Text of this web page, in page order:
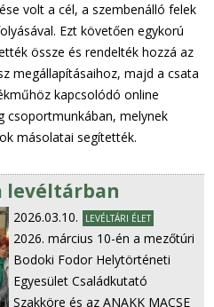
volt a cél, a szembenálló felek
Ezt követően egykorú
össze és rendelték hozzá az
megállapításaihoz, majd a csata
kapcsolódó online
csoportmunkában, melynek
másolatai segítették.
levéltárban
2026.03.10. LEVÉLTÁRI ÉLET
2026. március 10-én a mezőtúri
Bodoki Fodor Helytörténeti
Egyesület Családkutató
Szakköre és az ANAKK MACSE